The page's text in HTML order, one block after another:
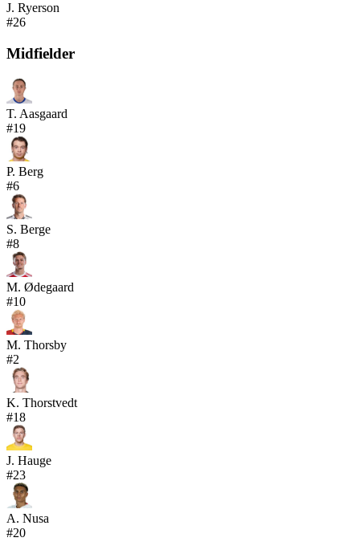
J. Ryerson
#26
Midfielder
T. Aasgaard
#19
P. Berg
#6
S. Berge
#8
M. Ødegaard
#10
M. Thorsby
#2
K. Thorstvedt
#18
J. Hauge
#23
A. Nusa
#20